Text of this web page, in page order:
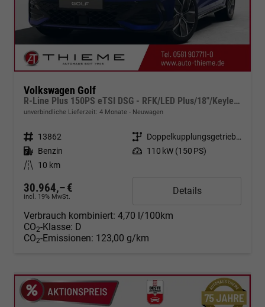
Volkswagen Golf
R-Line Plus 150PS eTSI DSG - RFK/LED Plus/18"/Keyless/ACC
unverbindliche Lieferzeit: 4 Monate Neuwagen
Fahrzeugnr. 13862 Getriebe
Doppelkupplungsgetriebe (DSG)
Kraftstoff Benzin Leistung 110 kW (150 PS)
Kilometerstand
10 km
30.964,– €
incl. 19% MwSt.
Details
Verbrauch kombiniert: 4,70 l/100km
CO2-Klasse: D
CO2-Emissionen: 123,00 g/km